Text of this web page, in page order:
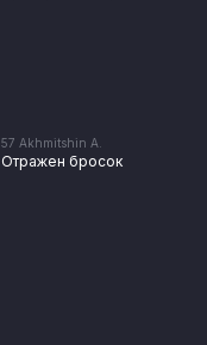
57 Akhmitshin A.
Отражен бросок